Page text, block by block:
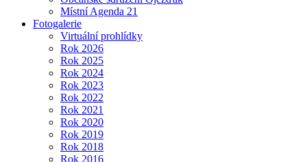
Místní Agenda 21
Fotogalerie
Virtuální prohlídky
Rok 2026
Rok 2025
Rok 2024
Rok 2023
Rok 2022
Rok 2021
Rok 2020
Rok 2019
Rok 2018
Rok 2016